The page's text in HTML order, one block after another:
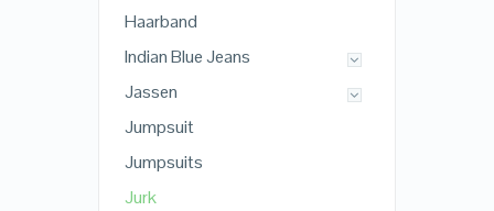
Haarband
Indian Blue Jeans
Jassen
Jumpsuit
Jumpsuits
Jurk